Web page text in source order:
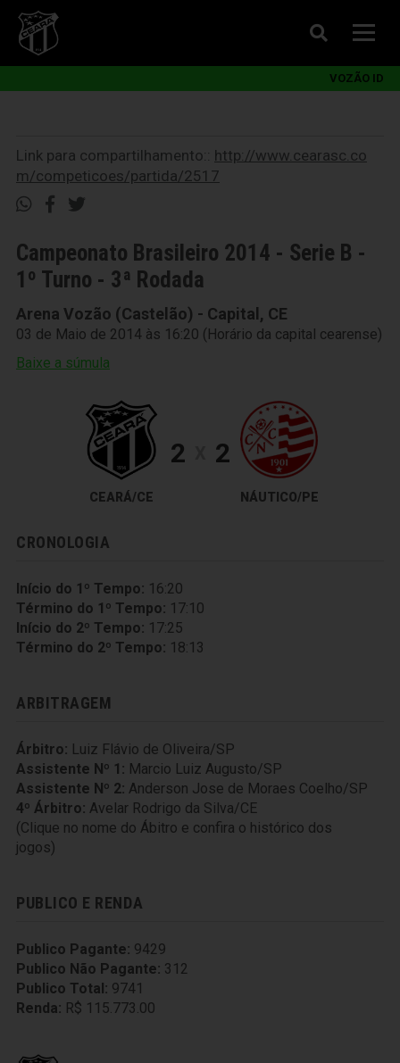
VOZÃO ID
Link para compartilhamento:: http://www.cearasc.co
m/competicoes/partida/2517
Campeonato Brasileiro 2014 - Serie B -
1º Turno - 3ª Rodada
Arena Vozão (Castelão) - Capital, CE
03 de Maio de 2014 às 16:20 (Horário da capital cearense)
Baixe a súmula
CEARÁ/CE
2 2
NÁUTICO/PE
CRONOLOGIA
Início do 1º Tempo: 16:20
Término do 1º Tempo: 17:10
Início do 2º Tempo: 17:25
Término do 2º Tempo: 18:13
ARBITRAGEM
Árbitro: Luiz Flávio de Oliveira/SP
Assistente Nº 1: Marcio Luiz Augusto/SP
Assistente Nº 2: Anderson Jose de Moraes Coelho/SP
4º Árbitro: Avelar Rodrigo da Silva/CE
(Clique no nome do Ábitro e confira o histórico dos
jogos)
PUBLICO E RENDA
Publico Pagante: 9429
Publico Não Pagante: 312
Publico Total: 9741
Renda: R$ 115.773.00